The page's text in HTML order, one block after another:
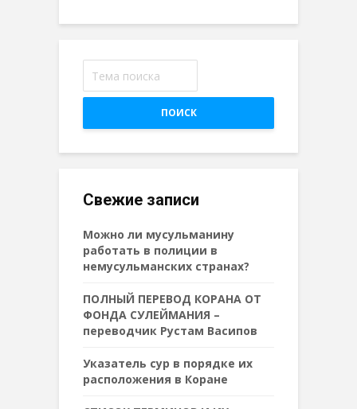
ПОИСК
Свежие записи
Можно ли мусульманину
работать в полиции в
немусульманских странах?
ПОЛНЫЙ ПЕРЕВОД КОРАНА ОТ
ФОНДА СУЛЕЙМАНИЯ –
переводчик Рустам Васипов
Указатель сур в порядке их
расположения в Коране